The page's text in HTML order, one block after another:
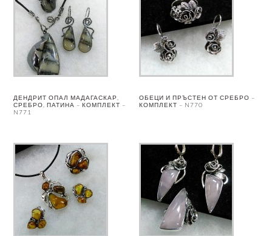
ДЕНДРИТ ОПАЛ МАДАГАСКАР,
СРЕБРО, ПАТИНА – КОМПЛЕКТ –
N771
ОБЕЦИ И ПРЪСТЕН ОТ СРЕБРО –
КОМПЛЕКТ – N770